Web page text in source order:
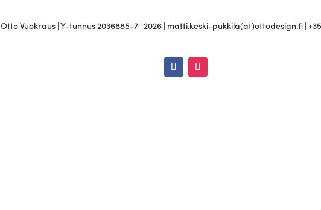
Otto Vuokraus | Y-tunnus 2036885-7 | 2026 | matti.keski-pukkila(at)ottodesign.fi |